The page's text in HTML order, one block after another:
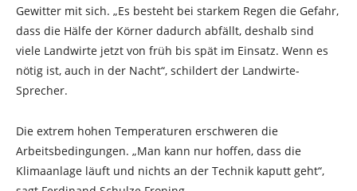
Gewitter mit sich. „Es besteht bei starkem Regen die Gefahr,
dass die Hälfe der Körner dadurch abfällt, deshalb sind
viele Landwirte jetzt von früh bis spät im Einsatz. Wenn es
nötig ist, auch in der Nacht“, schildert der Landwirte-
Sprecher.
Die extrem hohen Temperaturen erschweren die
Arbeitsbedingungen. „Man kann nur hoffen, dass die
Klimaanlage läuft und nichts an der Technik kaputt geht“,